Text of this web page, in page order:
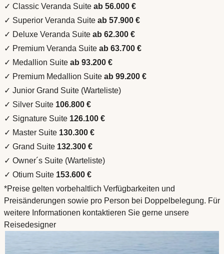
✓ Classic Veranda Suite ab 56.000 €
✓ Superior Veranda Suite ab 57.900 €
✓ Deluxe Veranda Suite ab 62.300 €
✓ Premium Veranda Suite ab 63.700 €
✓ Medallion Suite ab 93.200 €
✓ Premium Medallion Suite ab 99.200 €
✓ Junior Grand Suite (Warteliste)
✓ Silver Suite 106.800 €
✓ Signature Suite 126.100 €
✓ Master Suite 130.300 €
✓ Grand Suite 132.300 €
✓ Owner´s Suite (Warteliste)
✓ Otium Suite 153.600 €
*Preise gelten vorbehaltlich Verfügbarkeiten und
Preisänderungen sowie pro Person bei Doppelbelegung. Für
weitere Informationen kontaktieren Sie gerne unsere
Reisedesigner